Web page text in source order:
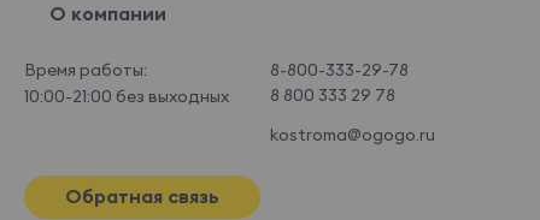
О компании
Время работы:
10:00-21:00 без выходных
8-800-333-29-78
8 800 333 29 78
kostroma@ogogo.ru
Обратная связь